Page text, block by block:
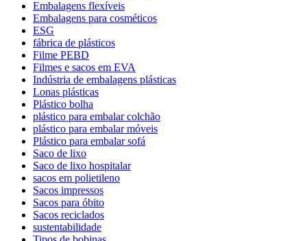
Embalagens flexíveis
Embalagens para cosméticos
ESG
fábrica de plásticos
Filme PEBD
Filmes e sacos em EVA
Indústria de embalagens plásticas
Lonas plásticas
Plástico bolha
plástico para embalar colchão
plástico para embalar móveis
Plástico para embalar sofá
Saco de lixo
Saco de lixo hospitalar
sacos em polietileno
Sacos impressos
Sacos para óbito
Sacos reciclados
sustentabilidade